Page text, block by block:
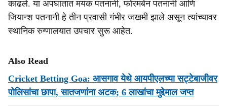
काढले. या अपघातात मयंक पतनानी, फोरमबेन पतनानी आणि
जियान्श पतनानी हे तीन प्रवासी गंभीर जखमी झाले असून त्यांच्यावर
स्थानिक रुग्णालयात उपचार सुरू आहेत.
Also Read
Cricket Betting Goa: आसगाव येथे आयपीएलच्या सट्टेबाजीवर
पोलिसांचा छापा, सातजणांना अटक; 6 लाखांचा मुद्देमाल जप्त